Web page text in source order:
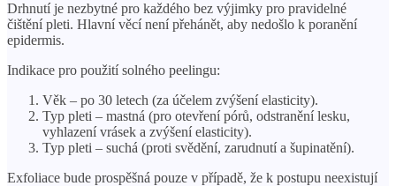
Drhnutí je nezbytné pro každého bez výjimky pro pravidelné
čištění pleti. Hlavní věcí není přehánět, aby nedošlo k poranění
epidermis.
Indikace pro použití solného peelingu:
Věk – po 30 letech (za účelem zvýšení elasticity).
Typ pleti – mastná (pro otevření pórů, odstranění lesku,
vyhlazení vrásek a zvýšení elasticity).
Typ pleti – suchá (proti svědění, zarudnutí a šupinatění).
Exfoliace bude prospěšná pouze v případě, že k postupu neexistují